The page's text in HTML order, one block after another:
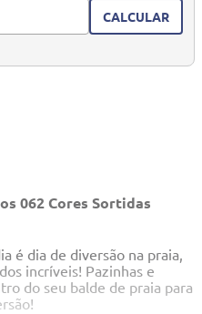
CALCULAR
062 Cores Sortidas
é dia de diversão na praia,
incríveis! Pazinhas e
do seu balde de praia para